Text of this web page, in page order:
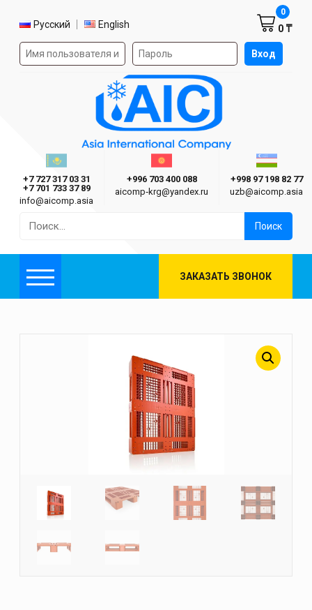
Выбор языка
Русский English
Форма авторизации на сайте Вход
0 ₸
0
Asia International Company
Казахстан г. Алматы
+7 727 317 03 31
+7 701 733 37 89
info@aicomp.asia
Киргизия г. Бишкек
+996 703 400 088
aicomp‑krg@yandex.ru
+998 97 198 82 77
uzb@aicomp.asia
Меню ЗАКАЗАТЬ ЗВОНОК